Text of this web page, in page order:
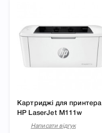
Картриджі для принтера
HP LaserJet M111w
Написати відгук